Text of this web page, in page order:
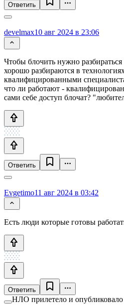
Ответить
develmax10 авг 2024 в 23:06
Чтобы блочить нужно разбираться
хорошо разбираются в
квалифицированными
что ли работают -
сами себе доступ блочат?
Ответить
Evgetimo11 авг 2024 в 03:42
Есть люди которые готовы
Ответить
НЛО прилетело и опубликовало